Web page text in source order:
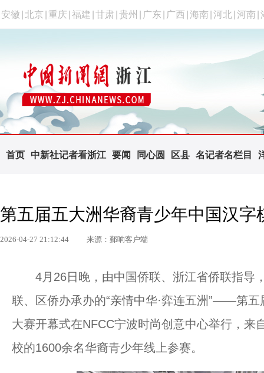
安徽 北京 重庆 福建 甘肃 贵州 广东 广西 海南 河北 河南
首页 中新社记者看浙江 要闻 同心圆 区县 名记者名栏目
第五届五大洲华裔青少年中国汉字
2026-04-27 21:12:44 来源：鄞响客户端
4月26日晚，由中国侨联、浙江省侨联指导
联、区侨办承办的“亲情中华·弈连五洲”——第
大赛开幕式在NFCC宁波时尚创意中心举行，来
校的1600余名华裔青少年线上参赛。